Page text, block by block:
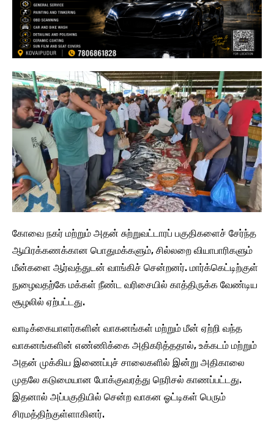
கோவை நகர் மற்றும் அதன் சுற்றுவட்டாரப் பகுதிகளைச் சேர்ந்த
ஆயிரக்கணக்கான பொதுமக்களும், சில்லறை வியாபாரிகளும்
மீன்களை ஆர்வத்துடன் வாங்கிச் சென்றனர். மார்க்கெட்டிற்குள்
நுழைவதற்கே மக்கள் நீண்ட வரிசையில் காத்திருக்க வேண்டிய
சூழலில் ஏற்பட்டது.
வாடிக்கையாளர்களின் வாகனங்கள் மற்றும் மீன் ஏற்றி வந்த
வாகனங்களின் எண்ணிக்கை அதிகரித்ததால், உக்கடம் மற்றும்
அதன் முக்கிய இணைப்புச் சாலைகளில் இன்று அதிகாலை
முதலே கடுமையான போக்குவரத்து நெரிசல் காணப்பட்டது.
இதனால் அப்பகுதியில் சென்ற வாகன ஓட்டிகள் பெரும்
சிரமத்திற்குள்ளாகினர்.